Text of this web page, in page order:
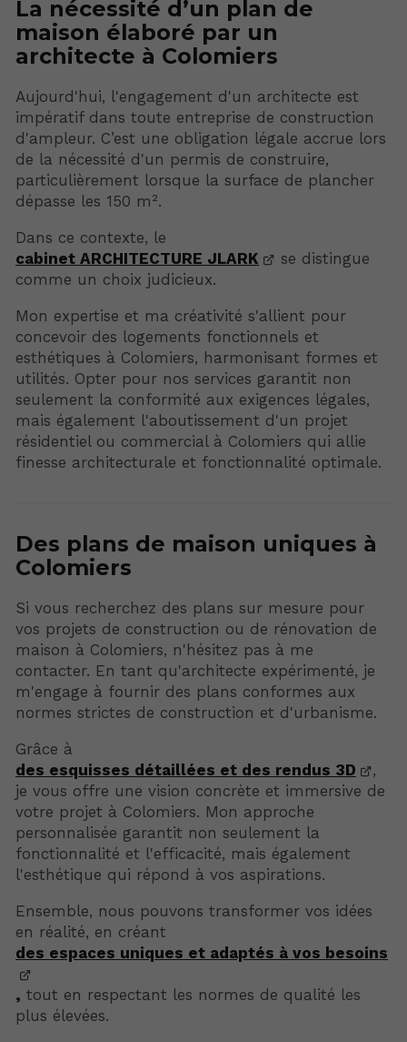
La nécessité d’un plan de
maison élaboré par un
architecte à Colomiers
Aujourd'hui, l'engagement d'un architecte est
impératif dans toute entreprise de construction
d'ampleur. C’est une obligation légale accrue lors
de la nécessité d'un permis de construire,
particulièrement lorsque la surface de plancher
dépasse les 150 m².
Dans ce contexte, le
cabinet ARCHITECTURE JLARK
se distingue
comme un choix judicieux.
Mon expertise et ma créativité s'allient pour
concevoir des logements fonctionnels et
esthétiques à Colomiers, harmonisant formes et
utilités. Opter pour nos services garantit non
seulement la conformité aux exigences légales,
mais également l'aboutissement d'un projet
résidentiel ou commercial à Colomiers qui allie
finesse architecturale et fonctionnalité optimale.
Des plans de maison uniques à
Colomiers
Si vous recherchez des plans sur mesure pour
vos projets de construction ou de rénovation de
maison à Colomiers, n'hésitez pas à me
contacter. En tant qu'architecte expérimenté, je
m'engage à fournir des plans conformes aux
normes strictes de construction et d'urbanisme.
Grâce à
des esquisses détaillées et des rendus 3D
,
je vous offre une vision concrète et immersive de
votre projet à Colomiers. Mon approche
personnalisée garantit non seulement la
fonctionnalité et l'efficacité, mais également
l'esthétique qui répond à vos aspirations.
Ensemble, nous pouvons transformer vos idées
en réalité, en créant
des espaces uniques et adaptés à vos besoins
, tout en respectant les normes de qualité les
plus élevées.